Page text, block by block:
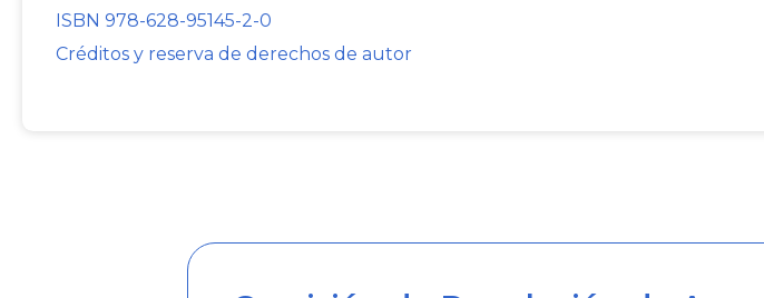
ISBN 978-628-95145-2-0
Créditos y reserva de derechos de autor